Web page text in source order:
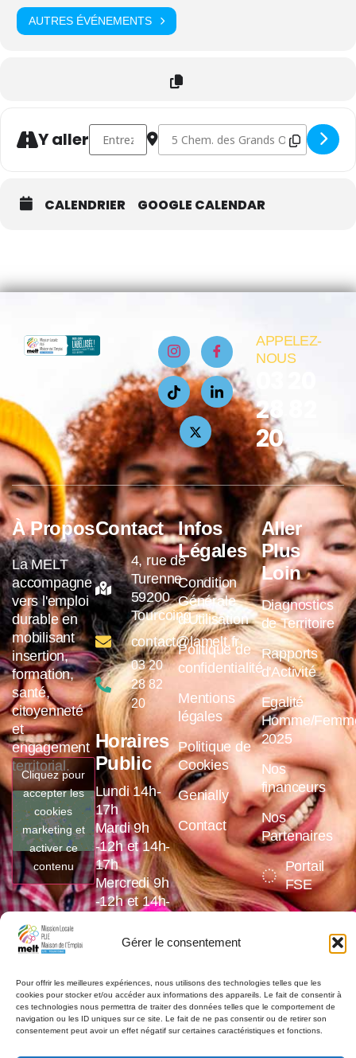
Gérer le consentement
Pour offrir les meilleures expériences, nous utilisons des technologies telles que les
cookies pour stocker et/ou accéder aux informations des appareils. Le fait de consentir à
ces technologies nous permettra de traiter des données telles que le comportement de
navigation ou les ID uniques sur ce site. Le fait de ne pas consentir ou de retirer son
consentement peut avoir un effet négatif sur certaines caractéristiques et fonctions.
AUTRES ÉVÉNEMENTS
Y allerAddress - Tournoi de foot – Sprint vers l’emploi
Destination Address - Tournoi de foot
CALENDRIER GOOGLE CALENDAR
APPELEZ-
NOUS
28 82
20
À Propos
La MELT
accompagne
vers l'emploi
durable en
mobilisant
insertion,
formation,
santé,
citoyenneté
et
engagement
territorial.
Cliquez pour
accepter les
cookies
marketing et
activer ce
contenu
Contact
4, rue de
Turenne
59200
Tourcoing
contact@lamelt.fr
03 20
28 82
20
Horaires
Public
Lundi 14h-
17h
Mardi 9h
-12h et 14h-
17h
Mercredi 9h
-12h et 14h-
Jeudi 9h
Vendredi 9h
-12h et 14h-
16h
Infos
Légales
Condition
Générale
d'Utilisation
Politique de
confidentialité
Mentions
légales
Politique de
Cookies
Genially
Contact
Aller
Plus
Loin
Diagnostics
de Territoire
Rapports
d'Activité
Egalité
Homme/
2025
Nos
financeurs
Nos
Partenaires
Portail
FSE